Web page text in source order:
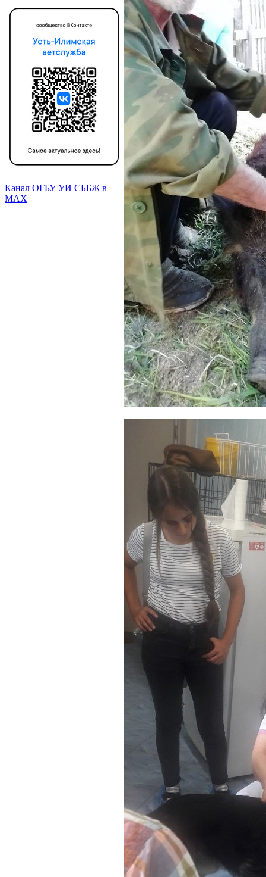
Канал ОГБУ УИ СББЖ в
МАХ